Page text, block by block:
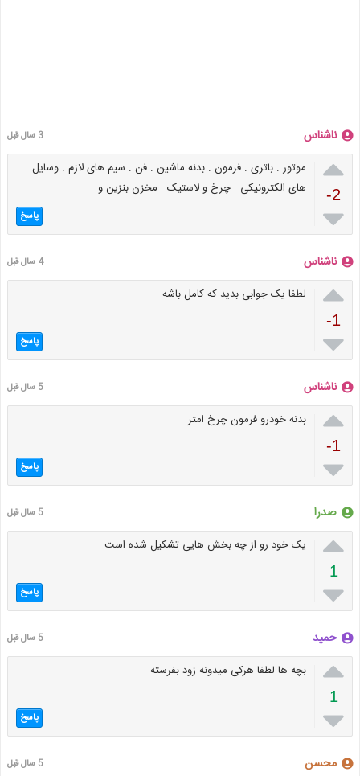
ناشناس 3 سال قبل

-2

موتور . باتری . فرمون . بدنه ماشین . فن . سیم های لازم . وسایل
های الکترونیکی . چرخ و لاستیک . مخزن بنزین و...
پاسخ
ناشناس 4 سال قبل

-1

لطفا یک جوابی بدید که کامل باشه
پاسخ
ناشناس 5 سال قبل

-1

بدنه خودرو فرمون چرخ امتر
پاسخ
صدرا 5 سال قبل

1

یک خود رو از چه بخش هایی تشکیل شده است
پاسخ
حمید 5 سال قبل

1

بچه ها لطفا هرکی میدونه زود بفرسته
پاسخ
محسن 5 سال قبل